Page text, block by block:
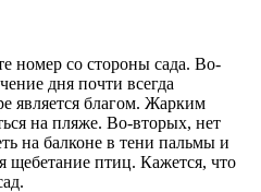
номер со стороны сада. Во-
дня почти всегда
является благом. Жарким
на пляже. Во-вторых, нет
на балконе в тени пальмы и
щебетание птиц. Кажется, что